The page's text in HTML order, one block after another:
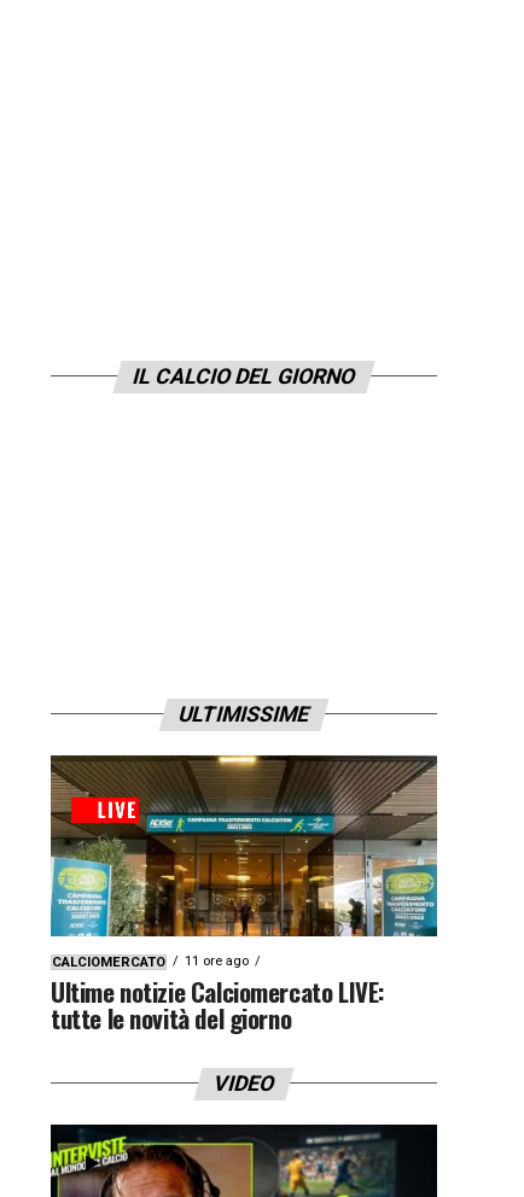
IL CALCIO DEL GIORNO
ULTIMISSIME
CALCIOMERCATO 11 ore ago
Ultime notizie Calciomercato LIVE:
tutte le novità del giorno
VIDEO